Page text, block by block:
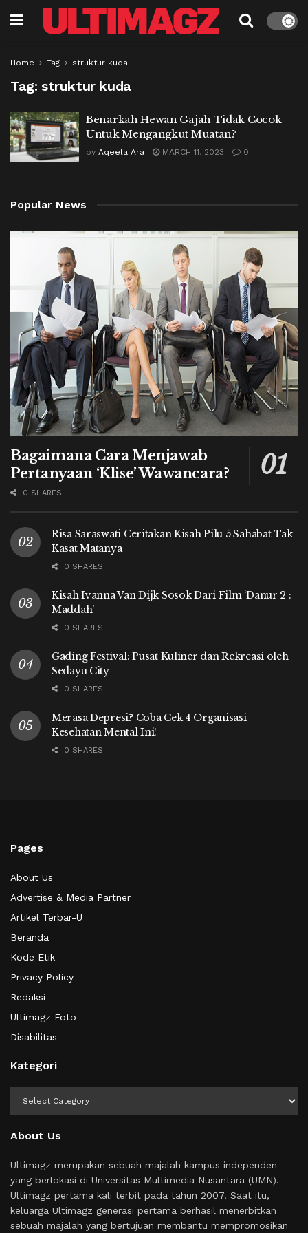
Home Tag struktur kuda
Tag: struktur kuda
Benarkah Hewan Gajah Tidak Cocok
Untuk Mengangkut Muatan?
by Aqeela Ara MARCH 11, 2023 0
Popular News
Bagaimana Cara Menjawab
Pertanyaan ‘Klise’ Wawancara?
0 SHARES
Risa Saraswati Ceritakan Kisah Pilu 5 Sahabat Tak
Kasat Matanya
0 SHARES
Kisah Ivanna Van Dijk Sosok Dari Film ‘Danur 2 :
Maddah’
0 SHARES
Gading Festival: Pusat Kuliner dan Rekreasi oleh
Sedayu City
0 SHARES
Merasa Depresi? Coba Cek 4 Organisasi
Kesehatan Mental Ini!
0 SHARES
Pages
About Us
Advertise & Media Partner
Artikel Terbar-U
Beranda
Kode Etik
Privacy Policy
Redaksi
Ultimagz Foto
Disabilitas
Kategori
About Us
Ultimagz merupakan sebuah majalah kampus independen
yang berlokasi di Universitas Multimedia Nusantara (UMN).
Ultimagz pertama kali terbit pada tahun 2007. Saat itu,
keluarga Ultimagz generasi pertama berhasil menerbitkan
sebuah majalah yang bertujuan membantu mempromosikan